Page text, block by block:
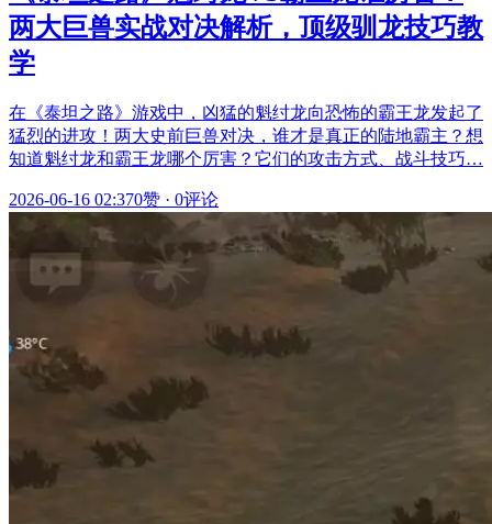
两大巨兽实战对决解析，顶级驯龙技巧教
学
在《泰坦之路》游戏中，凶猛的魁纣龙向恐怖的霸王龙发起了
猛烈的进攻！两大史前巨兽对决，谁才是真正的陆地霸主？想
知道魁纣龙和霸王龙哪个厉害？它们的攻击方式、战斗技巧…
2026-06-16 02:370赞 · 0评论